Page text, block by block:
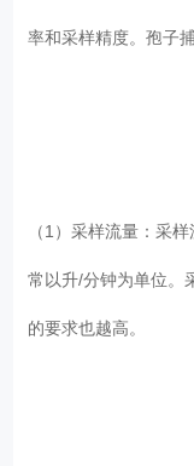
率和采样精度。孢子
（1）采样流量：采
常以升/分钟为单位。
的要求也越高。